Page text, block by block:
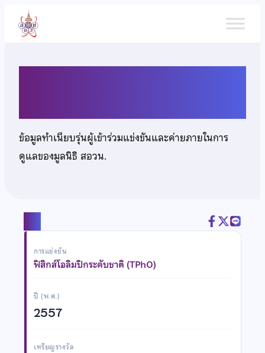
เนื้อหา
ข้อมูลทำเนียบรุ่นผู้เข้าร่วมแข่งขันและค่ายภายในการ
ดูแลของมูลนิธิ สอวน.
การแข่งขัน
ฟิสิกส์โอลิมปิกระดับชาติ (TPhO)
ปี (พ.ศ.)
2557
เหรียญรางวัล